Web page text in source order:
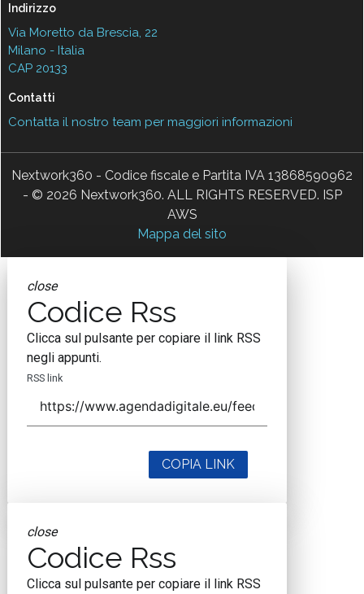
Indirizzo
Via Moretto da Brescia, 22
Milano - Italia
CAP 20133
Contatti
Contatta il nostro team per maggiori informazioni
Nextwork360 - Codice fiscale e Partita IVA 13868590962
- © 2026 Nextwork360. ALL RIGHTS RESERVED. ISP
AWS
Mappa del sito
close
Codice Rss
Clicca sul pulsante per copiare il link RSS
negli appunti.
RSS link
COPIA LINK
close
Codice Rss
Clicca sul pulsante per copiare il link RSS